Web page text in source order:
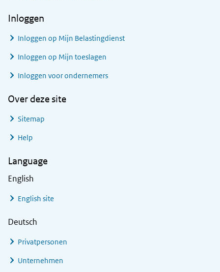
Inloggen
Inloggen op Mijn Belastingdienst
Inloggen op Mijn toeslagen
Inloggen voor ondernemers
Over deze site
Sitemap
Help
Language
English
English site
Deutsch
Privatpersonen
Unternehmen